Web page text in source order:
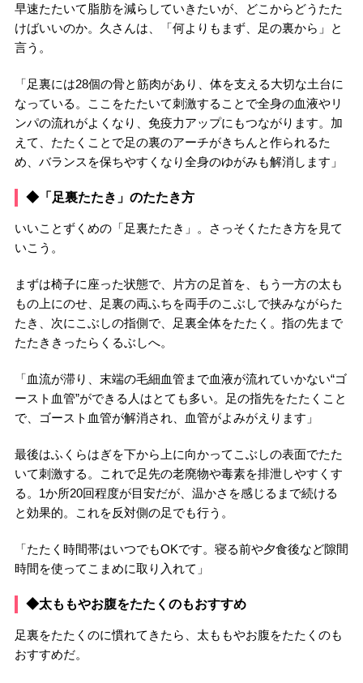
早速たたいて脂肪を減らしていきたいが、どこからどうたた
けばいいのか。久さんは、「何よりもまず、足の裏から」と
言う。
「足裏には28個の骨と筋肉があり、体を支える大切な土台に
なっている。ここをたたいて刺激することで全身の血液やリ
ンパの流れがよくなり、免疫力アップにもつながります。加
えて、たたくことで足の裏のアーチがきちんと作られるた
め、バランスを保ちやすくなり全身のゆがみも解消します」
◆「足裏たたき」のたたき方
いいことずくめの「足裏たたき」。さっそくたたき方を見て
いこう。
まずは椅子に座った状態で、片方の足首を、もう一方の太も
もの上にのせ、足裏の両ふちを両手のこぶしで挟みながらた
たき、次にこぶしの指側で、足裏全体をたたく。指の先まで
たたききったらくるぶしへ。
「血流が滞り、末端の毛細血管まで血液が流れていかない“ゴ
ースト血管”ができる人はとても多い。足の指先をたたくこと
で、ゴースト血管が解消され、血管がよみがえります」
最後はふくらはぎを下から上に向かってこぶしの表面でたた
いて刺激する。これで足先の老廃物や毒素を排泄しやすくす
る。1か所20回程度が目安だが、温かさを感じるまで続ける
と効果的。これを反対側の足でも行う。
「たたく時間帯はいつでもOKです。寝る前や夕食後など隙間
時間を使ってこまめに取り入れて」
◆太ももやお腹をたたくのもおすすめ
足裏をたたくのに慣れてきたら、太ももやお腹をたたくのも
おすすめだ。